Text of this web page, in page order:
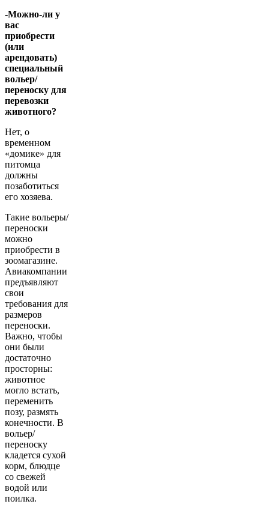
-Можно-ли у
вас
приобрести
(или
арендовать)
специальный
вольер/
переноску для
перевозки
животного?
Нет, о
временном
«домике» для
питомца
должны
позаботиться
его хозяева.
Такие вольеры/
переноски
можно
приобрести в
зоомагазине.
Авиакомпании
предъявляют
свои
требования для
размеров
переноски.
Важно, чтобы
они были
достаточно
просторны:
животное
могло встать,
переменить
позу, размять
конечности. В
вольер/
переноску
кладется сухой
корм, блюдце
со свежей
водой или
поилка.